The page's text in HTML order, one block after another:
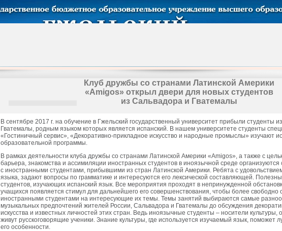
Клуб дружбы со странами Латинской Америки
«Amigos» открыл двери для новых студентов
из Сальвадора и Гватемалы
В сентябре 2017 г. на обучение в Гжельский государственный университет прибыли студенты
Гватемалы, родным языком которых является испанский. В нашем университете студенты
«Гостиничный сервис», «Декоративно-прикладное искусство и народные промыслы» изучают
образовательной программы.
В рамках деятельности клуба дружбы со странами Латинской Америки «Amigos», а также с
барьера, знакомства и ассимиляции иностранных студентов в иноязычной среде
с иностранными студентами, прибывшими из стран Латинской Америки. Ребята с
языка, задают вопросы по грамматике и интересуются его лексической составляющей.
студентов, изучающих испанский язык. Все мероприятия проходят в непринужденной
учащихся появляется стимул для дальнейшего его совершенствования, чтобы более свободно
иностранными студентами на интересующие их темы. Темы занятий выбираются самые
музыкальных предпочтений жителей России, Сальвадора и Гватемалы до обсуждения
искусства и известных личностей этих стран. Ведь иноязычные студенты – носители культуры,
живут русскоговорящие ученики. Знание культуры, где используется изучаемый язык, поможет
его особенности.